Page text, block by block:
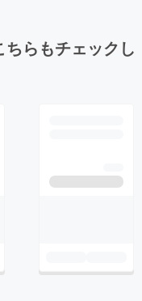
らもチェックし